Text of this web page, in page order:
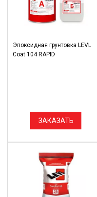
Эпоксидная грунтовка LEVL
Coat 104 RAPID
ЗАКАЗАТЬ